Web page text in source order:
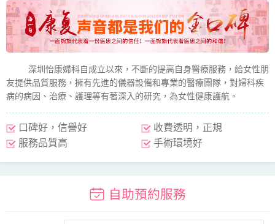
深圳怡康婦科自成立以來，不斷的提高自身醫療服務，給女性朋
友提供品質服務，擁有先進的儀器設備和專業的醫療團隊，對婦科疾
病的病因、治療、護理等有著深入的研究，為女性健康護航。
口碑好，信譽好
服務品質高
收費透明，正規
手術環境好
自助預約服務